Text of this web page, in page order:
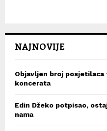
NAJNOVIJE
Objavljen broj
koncerata
Edin Džeko potpisao,
nama